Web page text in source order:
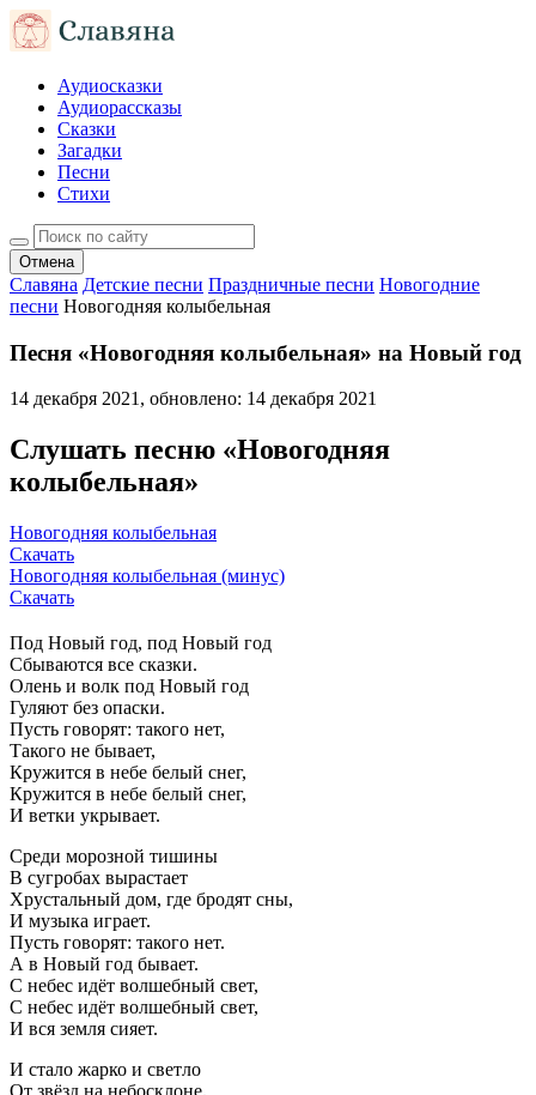
Аудиосказки
Аудиорассказы
Сказки
Загадки
Песни
Стихи
Отмена
Славяна Детские песни Праздничные песни Новогодние
песни Новогодняя колыбельная
Песня «Новогодняя колыбельная» на Новый год
14 декабря 2021, обновлено: 14 декабря 2021
Слушать песню «Новогодняя
колыбельная»
Новогодняя колыбельная
Скачать
Новогодняя колыбельная (минус)
Скачать
Под Новый год, под Новый год
Сбываются все сказки.
Олень и волк под Новый год
Гуляют без опаски.
Пусть говорят: такого нет,
Такого не бывает,
Кружится в небе белый снег,
Кружится в небе белый снег,
И ветки укрывает.
Среди морозной тишины
В сугробах вырастает
Хрустальный дом, где бродят сны,
И музыка играет.
Пусть говорят: такого нет.
А в Новый год бывает.
С небес идёт волшебный свет,
С небес идёт волшебный свет,
И вся земля сияет.
И стало жарко и светло